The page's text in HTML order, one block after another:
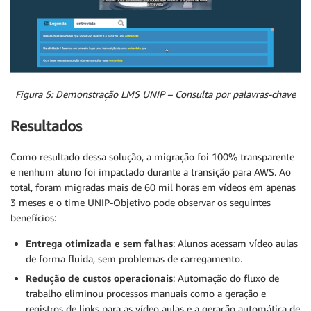
Figura 5: Demonstração LMS UNIP – Consulta por palavras-chave
Resultados
Como resultado dessa solução, a migração foi 100% transparente
e nenhum aluno foi impactado durante a transição para AWS. Ao
total, foram migradas mais de 60 mil horas em vídeos em apenas
3 meses e o time UNIP-Objetivo pode observar os seguintes
benefícios:
Entrega otimizada e sem falhas: Alunos acessam vídeo aulas
de forma fluida, sem problemas de carregamento.
Redução de custos operacionais: Automação do fluxo de
trabalho eliminou processos manuais como a geração e